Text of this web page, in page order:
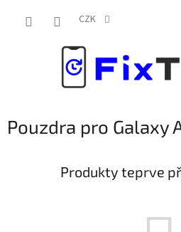
CZK
Pouzdra pro Galaxy
Produkty teprve